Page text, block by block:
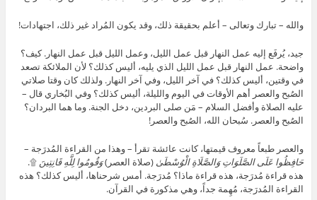
والله – تبارك وتعالى – أعلم بحقيقة ذلك، وقد يكون المُراد غير ذلك، اجتهادات!
جيد، يُرفَع إليه عمل النهار قبل عمل الليل، وعمل الليل قبل عمل النهار. كيف؟
واضحة. عمل النهار قبل عمل الليل الذي يليه، أليس كذلك؟ لأن الملائكة تصعد
في وقتين، أليس كذلك؟ في آخر الليل، وفي آخر النهار. ولذلك كان وقتا صلاتي
الصُبح والعصر أهم الأوقات في اليوم والليلة، أليس كذلك؟ وفي البُخاري قال –
عليه الصلاة وأفضل السلام – مَن صلى البردين، دخل الجنة. وما هما البردان؟
الصُبح والعصر. سُبحان الله، الصُبح والعصر!
والعصر طبعاً معروف قيمتها، كانت عائشة تقرأ – وهذا من القراءة المُدرَجة –
حَافِظُوا عَلَى الصَّلَوَاتِ وَالصَّلَاةِ الْوُسْطَىٰ (صلاة العصر)وَقُومُوا لِلَّهِ قَانِتِينَ ۩.
هذه قراءة مُدرَجة، هذه قراءة ماذا؟ مُدرَجة. أمس شرحناها، أليس كذلك؟ هذه
القراءة المُدرَجة، مُهِمة جداً، وهي مذكورة في القرآن.